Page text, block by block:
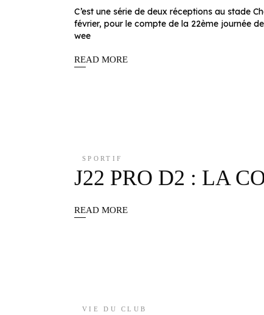
C’est une série de deux réceptions au stade
février, pour le compte de la 22ème journée
wee
READ MORE
SPORTIF
J22 PRO D2 : LA
READ MORE
VIE DU CLUB